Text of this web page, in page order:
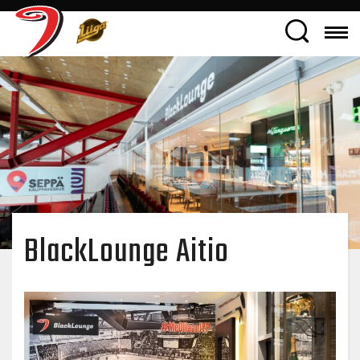
BlackLounge Aitio